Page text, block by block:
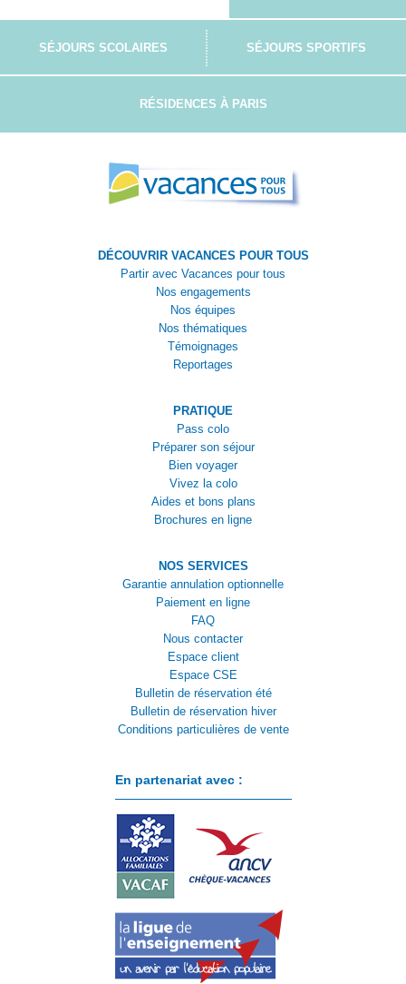
SÉJOURS SCOLAIRES SÉJOURS SPORTIFS
RÉSIDENCES À PARIS
DÉCOUVRIR VACANCES POUR TOUS
Partir avec Vacances pour tous
Nos engagements
Nos équipes
Nos thématiques
Témoignages
Reportages
PRATIQUE
Pass colo
Préparer son séjour
Bien voyager
Vivez la colo
Aides et bons plans
Brochures en ligne
NOS SERVICES
Garantie annulation optionnelle
Paiement en ligne
FAQ
Nous contacter
Espace client
Espace CSE
Bulletin de réservation été
Bulletin de réservation hiver
Conditions particulières de vente
En partenariat avec :